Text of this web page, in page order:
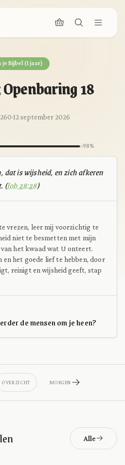
je Bijbel (1 jaar)
18
·12 september 2026
98%
dat is wijsheid, en zich afkeren
(Job 28:28)
vrezen, leer mij voorzichtig te
niet te besmetten met mijn
het kwaad wat U onteert.
en het goede lief te hebben, door
reinigt en wijsheid geeft, stap
de mensen om je heen?
OVERZICHT MORGEN
Alle